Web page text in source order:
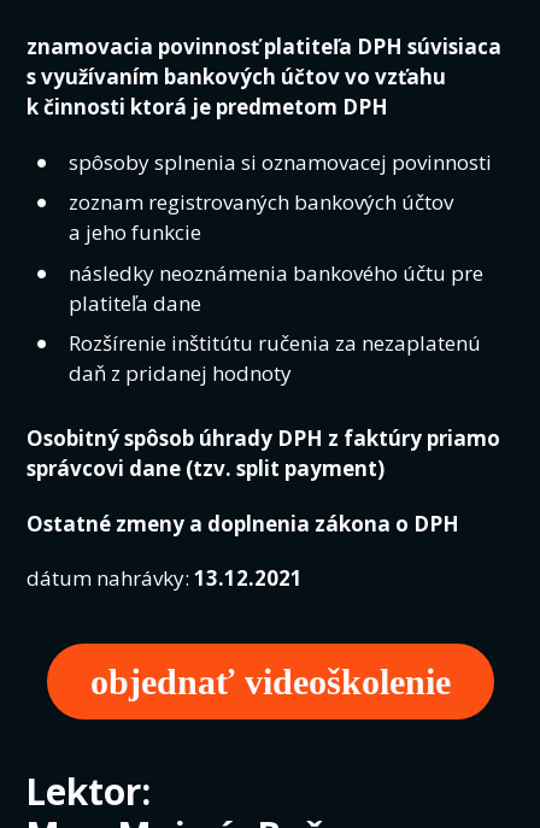
znamovacia povinnosť platiteľa DPH súvisiaca
s využívaním bankových účtov vo vzťahu
k činnosti ktorá je predmetom DPH
spôsoby splnenia si oznamovacej povinnosti
zoznam registrovaných bankových účtov
a jeho funkcie
následky neoznámenia bankového účtu pre
platiteľa dane
Rozšírenie inštitútu ručenia za nezaplatenú
daň z pridanej hodnoty
Osobitný spôsob úhrady DPH z faktúry priamo
správcovi dane (tzv. split payment)
Ostatné zmeny a doplnenia zákona o DPH
dátum nahrávky:13.12.2021
objednať videoškolenie
Lektor: